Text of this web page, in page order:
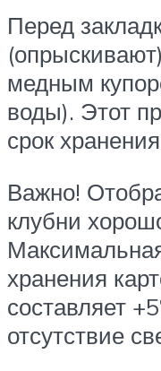
Перед
медным
воды). Этот
срок
Важно!
клубни
хранения
составляет
отсутствие